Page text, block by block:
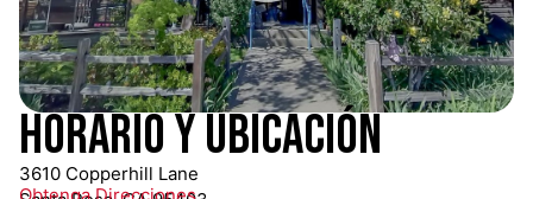
Horario y Ubicación
3610 Copperhill Lane